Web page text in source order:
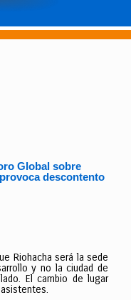
Global sobre
descontento
Riohacha será la sede
y no la ciudad de
El cambio de lugar